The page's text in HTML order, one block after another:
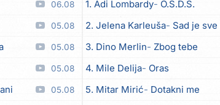
06.08
05.08
05.08
05.08
05.08
1. Adi Lombardy O.S.D.S.
2. Jelena Karleuša Sad je sve
3. Dino Merlin Zbog tebe
4. Mile Delija Oras
5. Mitar Mirić Dotakni me